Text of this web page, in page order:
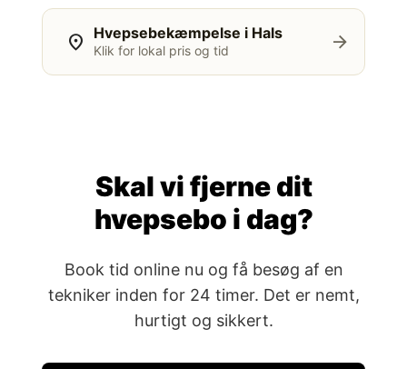
location_on Hvepsebekæmpelse i Hals
Klik for lokal pris og tid arrow_forward
Skal vi fjerne dit
hvepsebo i dag?
Book tid online nu og få besøg af en
tekniker inden for 24 timer. Det er nemt,
hurtigt og sikkert.